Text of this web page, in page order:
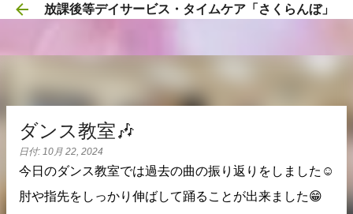
スキップしてメイン コンテンツに移動
放課後等デイサービス・タイムケア「さくらんぼ」
ダンス教室🎶
日付: 10月 22, 2024
今日のダンス教室では過去の曲の振り返りをしました☺️
肘や指先をしっかり伸ばして踊ることが出来ました😁